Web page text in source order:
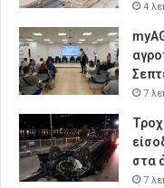
4
7
στα
7